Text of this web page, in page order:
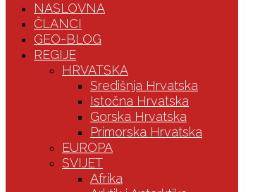
NASLOVNA
ČLANCI
GEO-BLOG
REGIJE
HRVATSKA
Središnja Hrvatska
Istočna Hrvatska
Gorska Hrvatska
Primorska Hrvatska
EUROPA
SVIJET
Afrika